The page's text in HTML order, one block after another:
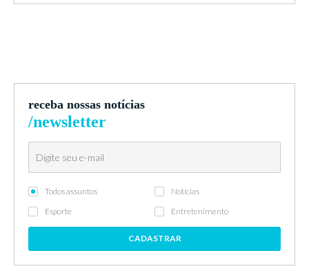
receba nossas notícias
/newsletter
Todos assuntos
Notícias
Esporte
Entretenimento
CADASTRAR